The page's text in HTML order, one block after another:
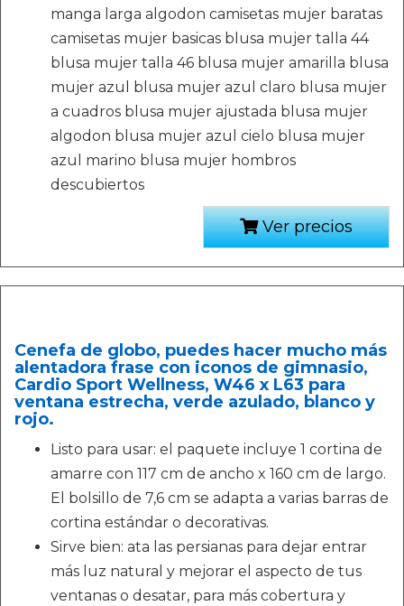
manga larga algodon camisetas mujer baratas
camisetas mujer basicas blusa mujer talla 44
blusa mujer talla 46 blusa mujer amarilla blusa
mujer azul blusa mujer azul claro blusa mujer
a cuadros blusa mujer ajustada blusa mujer
algodon blusa mujer azul cielo blusa mujer
azul marino blusa mujer hombros
descubiertos
Ver precios
Cenefa de globo, puedes hacer mucho más
alentadora frase con iconos de gimnasio,
Cardio Sport Wellness, W46 x L63 para
ventana estrecha, verde azulado, blanco y
rojo.
Listo para usar: el paquete incluye 1 cortina de
amarre con 117 cm de ancho x 160 cm de largo.
El bolsillo de 7,6 cm se adapta a varias barras de
cortina estándar o decorativas.
Sirve bien: ata las persianas para dejar entrar
más luz natural y mejorar el aspecto de tus
ventanas o desatar, para más cobertura y